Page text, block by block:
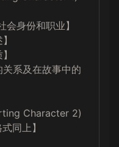
身份和职业】
系及在故事中的
Character 2)
同上】